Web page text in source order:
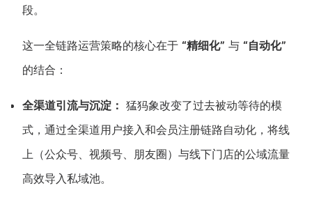
段。
这一全链路运营策略的核心在于 “精细化” 与 “自动化”
的结合：
全渠道引流与沉淀： 猛犸象改变了过去被动等待的模
式，通过全渠道用户接入和会员注册链路自动化，将线
上（公众号、视频号、朋友圈）与线下门店的公域流量
高效导入私域池。